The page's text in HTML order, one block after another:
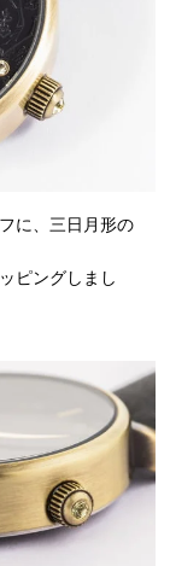
に、三日月形の
ピングしまし